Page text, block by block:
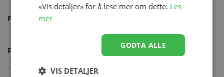
Følgende er inkludert:
Produktegenskaper:
- Myk og behagelig smekke, skånsom mot barnets hud.
«Vis detaljer» for å lese mer om dette. Les
mer
GODTA ALLE
VIS DETALJER